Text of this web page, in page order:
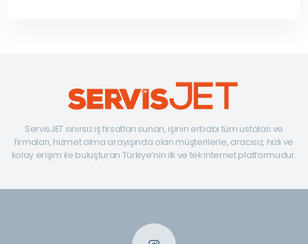
ServisJET sınırsız iş fırsatları sunan, işinin erbabı tüm ustaları ve
firmaları, hizmet alma arayışında olan müşterilerle, aracısız, hızlı ve
kolay erişim ile buluşturan Türkiye’nin ilk ve tek internet platformudur.